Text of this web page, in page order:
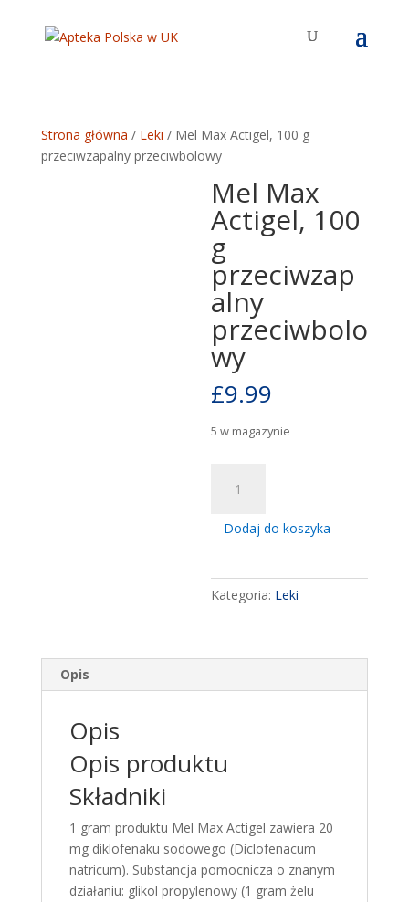
Strona główna / Leki / Mel Max Actigel, 100 g
przeciwzapalny przeciwbolowy
Mel Max
Actigel, 100
g
przeciwzap
alny
przeciwbolo
wy
£9.99
5 w magazynie
Actigel,
g
przeciwzapalny
Dodaj do koszyka
Kategoria: Leki
Opis
Opis
Opis produktu
Składniki
1 gram produktu Mel Max Actigel zawiera 20
mg diklofenaku sodowego (Diclofenacum
natricum). Substancja pomocnicza o znanym
działaniu: glikol propylenowy (1 gram żelu